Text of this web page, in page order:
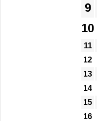
9
10
11
12
13
14
15
16